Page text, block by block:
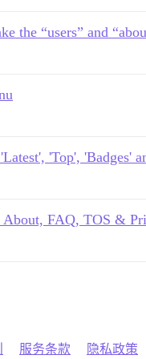
the “users” and
'Top', 'Badges'
FAQ, TOS &
服务条款 隐私政策